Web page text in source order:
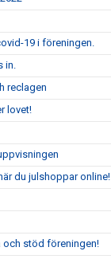
19 i föreningen.
in.
reclagen
lovet!
du julshoppar online!
och stöd föreningen!